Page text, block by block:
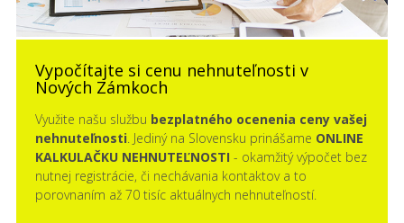
Vypočítajte si cenu nehnuteľnosti v
Nových Zámkoch
Využite našu službu bezplatného ocenenia ceny vašej
nehnuteľnosti. Jediný na Slovensku prinášame ONLINE
KALKULAČKU NEHNUTEĽNOSTI - okamžitý výpočet bez
nutnej registrácie, či nechávania kontaktov a to
porovnaním až 70 tisíc aktuálnych nehnuteľností.